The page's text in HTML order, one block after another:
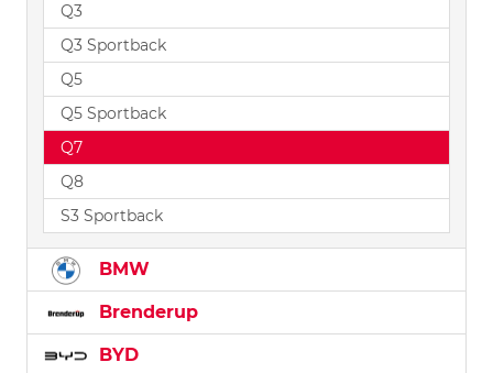
Q3
Q3 Sportback
Q5
Q5 Sportback
Q7
Q8
S3 Sportback
BMW
Brenderup
BYD